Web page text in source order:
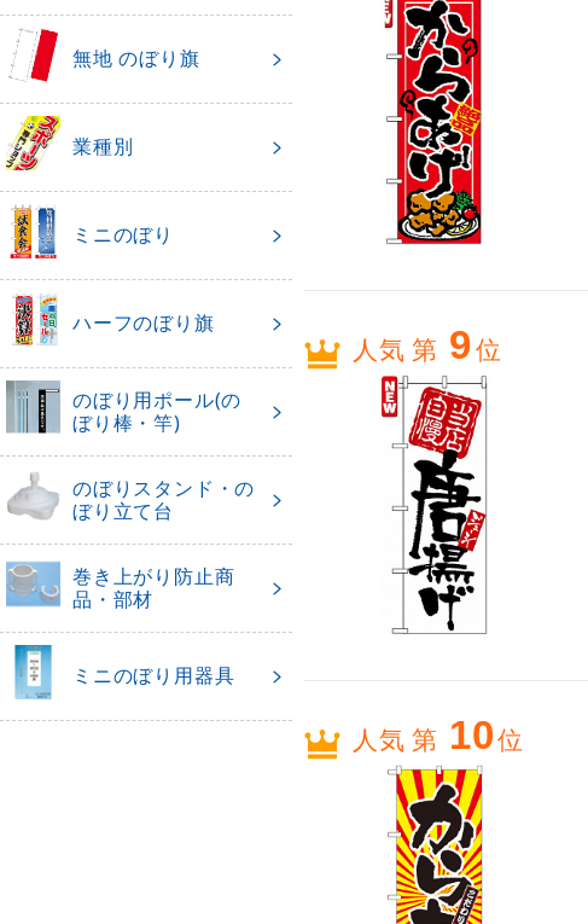
人気 第 9位
人気 第 10位
無地 のぼり旗
業種別
ミニのぼり
ハーフのぼり旗
のぼり用ポール(の
ぼり棒・竿)
のぼりスタンド・の
ぼり立て台
巻き上がり防止商
品・部材
ミニのぼり用器具